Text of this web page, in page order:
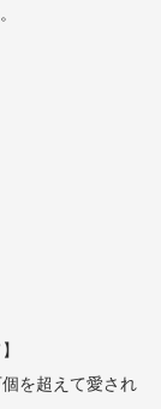
を超えて愛され